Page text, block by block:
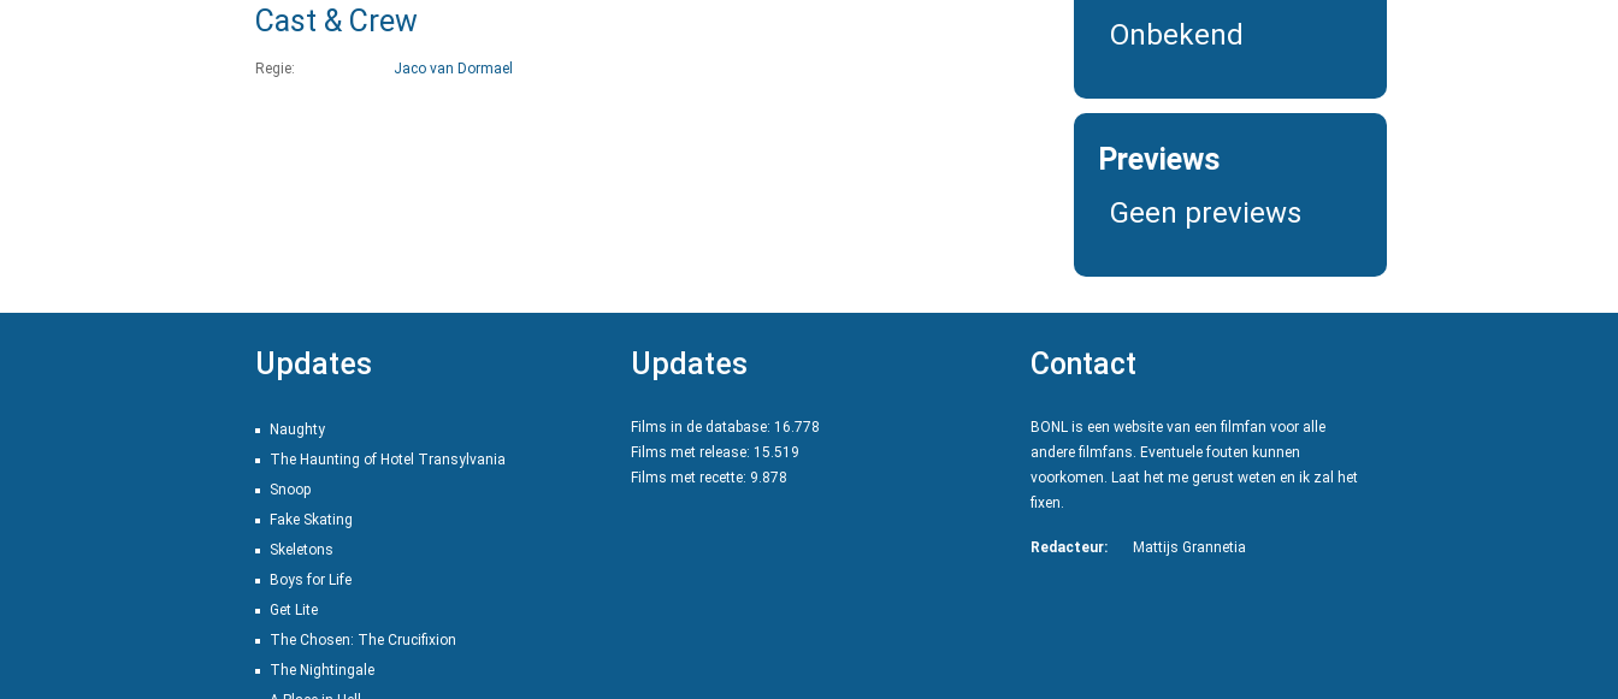
Cast & Crew
Regie: Jaco van Dormael
Onbekend
Previews
Geen previews
Updates
Naughty
The Haunting of Hotel Transylvania
Snoop
Fake Skating
Skeletons
Boys for Life
Get Lite
The Chosen: The Crucifixion
The Nightingale
Updates
Films in de database: 16.778
Films met release: 15.519
Films met recette: 9.878
Contact
BONL is een website van een filmfan voor alle
andere filmfans. Eventuele fouten kunnen
voorkomen. Laat het me gerust weten en ik zal het
fixen.
Redacteur: Mattijs Grannetia